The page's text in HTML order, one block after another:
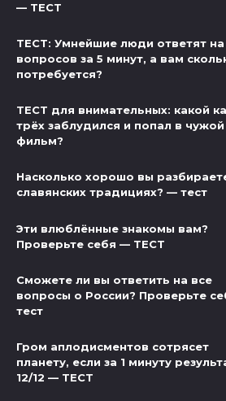
— ТЕСТ
ТЕСТ: Умнейшие люди ответят на
вопросов за 5 минут, а вам
потребуется?
ТЕСТ для внимательных: какой
трёх заблудился и попал в чужой
фильм?
Насколько хорошо вы
славянских традициях? — тест
Эти влюблённые знакомы вам?
Проверьте себя — ТЕСТ
Сможете ли вы ответить на все
вопросы о России? Проверьте
тест
Гром аплодисментов сотрясет
планету, если за 1 минуту
12/12 — ТЕСТ